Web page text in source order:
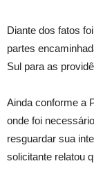
Diante dos fatos
partes
Sul para as
Ainda conforme a
onde foi
resguardar sua
solicitante relatou